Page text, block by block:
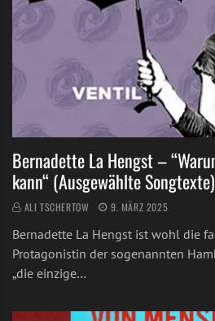
Bernadette La Hengst –
kann“ (Ausgewählte Songtexte)
ALI TSCHERTOW 9. MÄRZ 2025
Bernadette La Hengst ist wohl die
Protagonistin der sogenannten
„die einzige…